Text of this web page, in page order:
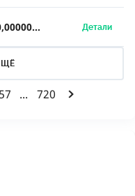
$0,00000905 Детали
... 720